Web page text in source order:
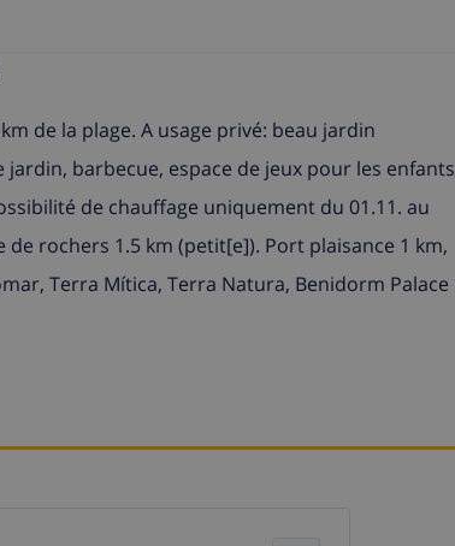
de la plage. A usage privé: beau jardin
barbecue, espace de jeux pour les enfants
de chauffage uniquement du 01.11. au
de rochers 1.5 km (petit[e]). Port plaisance 1 km,
Terra Mítica, Terra Natura, Benidorm Palace